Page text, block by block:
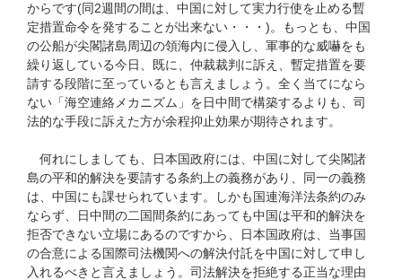
からです(同2週間の間は、中国に対して実力行使を止める暫
定措置命令を発することが出来ない・・・)。もっとも、中国
の公船が尖閣諸島周辺の領海内に侵入し、軍事的な威嚇をも
繰り返している今日、既に、仲裁裁判に訴え、暫定措置を要
請する段階に至っているとも言えましょう。全く当てになら
ない「海空連絡メカニズム」を日中間で構築するよりも、司
法的な手段に訴えた方が余程抑止効果が期待されます。
何れにしましても、日本国政府には、中国に対して尖閣諸
島の平和的解決を要請する条約上の義務があり、同一の義務
は、中国にも課せられています。しかも国連海洋法条約のみ
ならず、日中間の二国間条約にあっても中国は平和的解決を
拒否できない立場にあるのですから、日本国政府は、当事国
の合意による国際司法機関への解決付託を中国に対して申し
入れるべきと言えましょう。司法解決を拒絶する正当な理由